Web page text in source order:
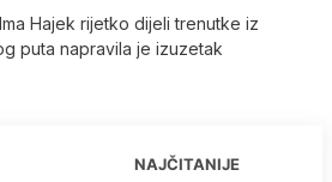
Hajek rijetko dijeli trenutke iz
puta napravila je izuzetak
NAJČITANIJE